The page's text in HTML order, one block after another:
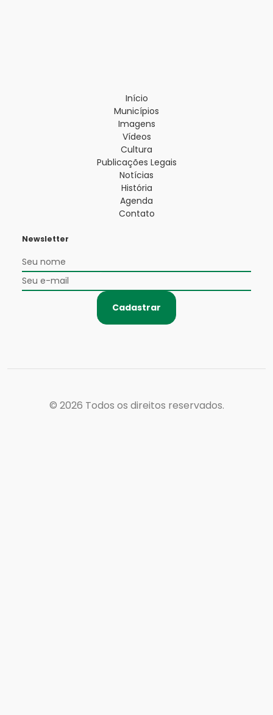
Início
Municípios
Imagens
Vídeos
Cultura
Publicações Legais
Notícias
História
Agenda
Contato
Newsletter
Cadastrar
© 2026 Todos os direitos reservados.